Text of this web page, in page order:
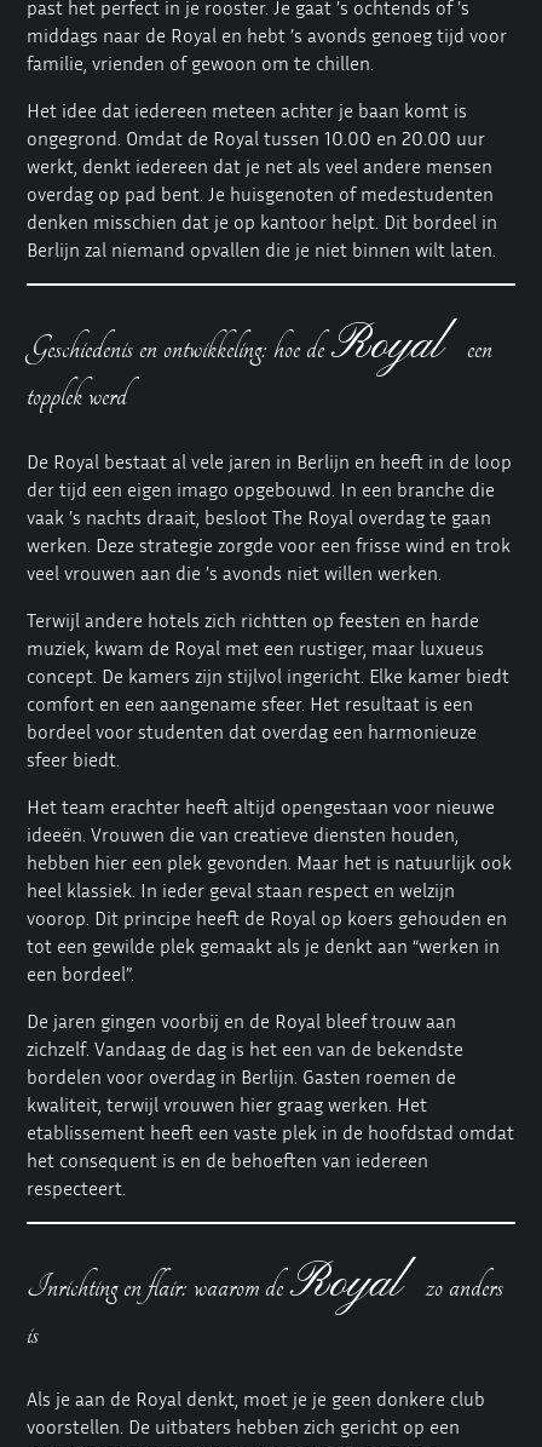
past het perfect in je rooster. Je gaat ’s ochtends of ’s
middags naar de Royal en hebt ’s avonds genoeg tijd voor
familie, vrienden of gewoon om te chillen.
Het idee dat iedereen meteen achter je baan komt is
ongegrond. Omdat de Royal tussen 10.00 en 20.00 uur
werkt, denkt iedereen dat je net als veel andere mensen
overdag op pad bent. Je huisgenoten of medestudenten
denken misschien dat je op kantoor helpt. Dit bordeel in
Berlijn zal niemand opvallen die je niet binnen wilt laten.
Geschiedenis en ontwikkeling: hoe deRoyal
een
topplek werd
De Royal bestaat al vele jaren in Berlijn en heeft in de loop
der tijd een eigen imago opgebouwd. In een branche die
vaak ’s nachts draait, besloot The Royal overdag te gaan
werken. Deze strategie zorgde voor een frisse wind en trok
veel vrouwen aan die ’s avonds niet willen werken.
Terwijl andere hotels zich richtten op feesten en harde
muziek, kwam de Royal met een rustiger, maar luxueus
concept. De kamers zijn stijlvol ingericht. Elke kamer biedt
comfort en een aangename sfeer. Het resultaat is een
bordeel voor studenten dat overdag een harmonieuze
sfeer biedt.
Het team erachter heeft altijd opengestaan voor nieuwe
ideeën. Vrouwen die van creatieve diensten houden,
hebben hier een plek gevonden. Maar het is natuurlijk ook
heel klassiek. In ieder geval staan respect en welzijn
voorop. Dit principe heeft de Royal op koers gehouden en
tot een gewilde plek gemaakt als je denkt aan “werken in
een bordeel”.
De jaren gingen voorbij en de Royal bleef trouw aan
zichzelf. Vandaag de dag is het een van de bekendste
bordelen voor overdag in Berlijn. Gasten roemen de
kwaliteit, terwijl vrouwen hier graag werken. Het
etablissement heeft een vaste plek in de hoofdstad omdat
het consequent is en de behoeften van iedereen
respecteert.
Inrichting en flair: waarom deRoyal zo anders
is
Als je aan de Royal denkt, moet je je geen donkere club
voorstellen. De uitbaters hebben zich gericht op een